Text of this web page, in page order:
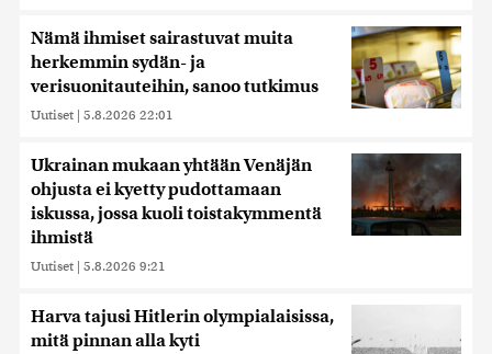
Nämä ihmiset sairastuvat muita
herkemmin sydän- ja
verisuonitauteihin, sanoo tutkimus
Uutiset | 5.8.2026 22:01
Ukrainan mukaan yhtään Venäjän
ohjusta ei kyetty pudottamaan
iskussa, jossa kuoli toistakymmentä
ihmistä
Uutiset | 5.8.2026 9:21
Harva tajusi Hitlerin olympialaisissa,
mitä pinnan alla kyti